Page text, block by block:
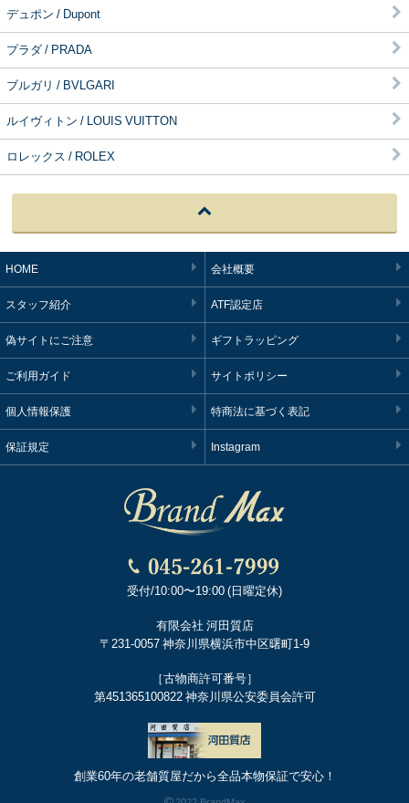
デュポン / Dupont
プラダ / PRADA
ブルガリ / BVLGARI
ルイヴィトン / LOUIS VUITTON
ロレックス / ROLEX
HOME 会社概要
スタッフ紹介 ATF認定店
偽サイトにご注意 ギフトラッピング
ご利用ガイド サイトポリシー
個人情報保護 特商法に基づく表記
保証規定 Instagram
受付/10:00〜19:00 (日曜定休)
有限会社 河田質店
〒231-0057 神奈川県横浜市中区曙町1-9
［古物商許可番号］
第451365100822 神奈川県公安委員会許可
創業60年の老舗質屋だから全品本物保証で安心！